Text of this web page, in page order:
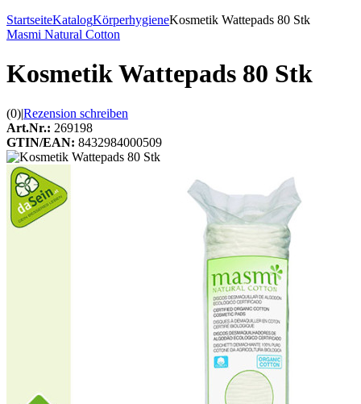
StartseiteKatalogKörperhygieneKosmetik Wattepads 80 Stk
Masmi Natural Cotton
Kosmetik Wattepads 80 Stk
(0)|Rezension schreiben
Art.Nr.: 269198
GTIN/EAN: 8432984000509